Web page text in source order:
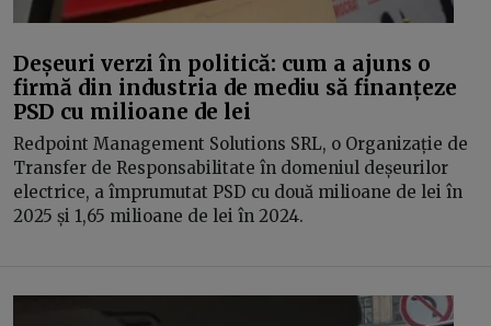
Deșeuri verzi în politică: cum a ajuns o
firmă din industria de mediu să finanțeze
PSD cu milioane de lei
Redpoint Management Solutions SRL, o Organizație de
Transfer de Responsabilitate în domeniul deșeurilor
electrice, a împrumutat PSD cu două milioane de lei în
2025 și 1,65 milioane de lei în 2024.